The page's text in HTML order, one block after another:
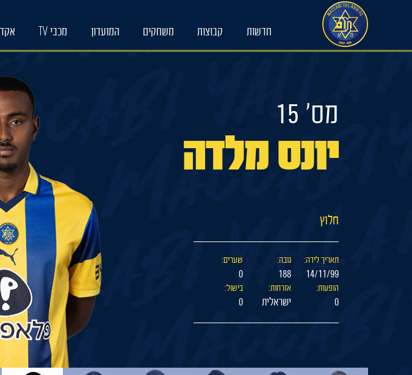
חדשות קבוצות משחקים המועדון מכבי TV
מס׳ 15
יונס מלדה
חלוץ
תאריך לידה:
14/11/99
גובה:
188
שערים:
0
הופעות:
0
אזרחות:
ישראלית
בישול:
0